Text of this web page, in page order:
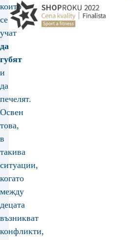
които
се
учат
да
губят
и
да
печелят.
Освен
това,
в
такива
ситуации,
когато
между
децата
възникват
конфликти,